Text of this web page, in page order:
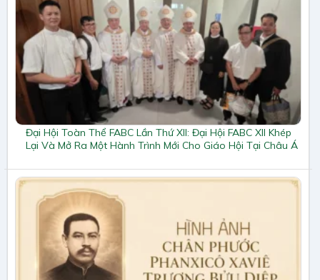
Đại Hội Toàn Thể FABC Lần Thứ XII: Đại Hội FABC XII Khép
Lại Và Mở Ra Một Hành Trình Mới Cho Giáo Hội Tại Châu Á